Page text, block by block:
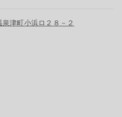
津町小浜ロ２８－２